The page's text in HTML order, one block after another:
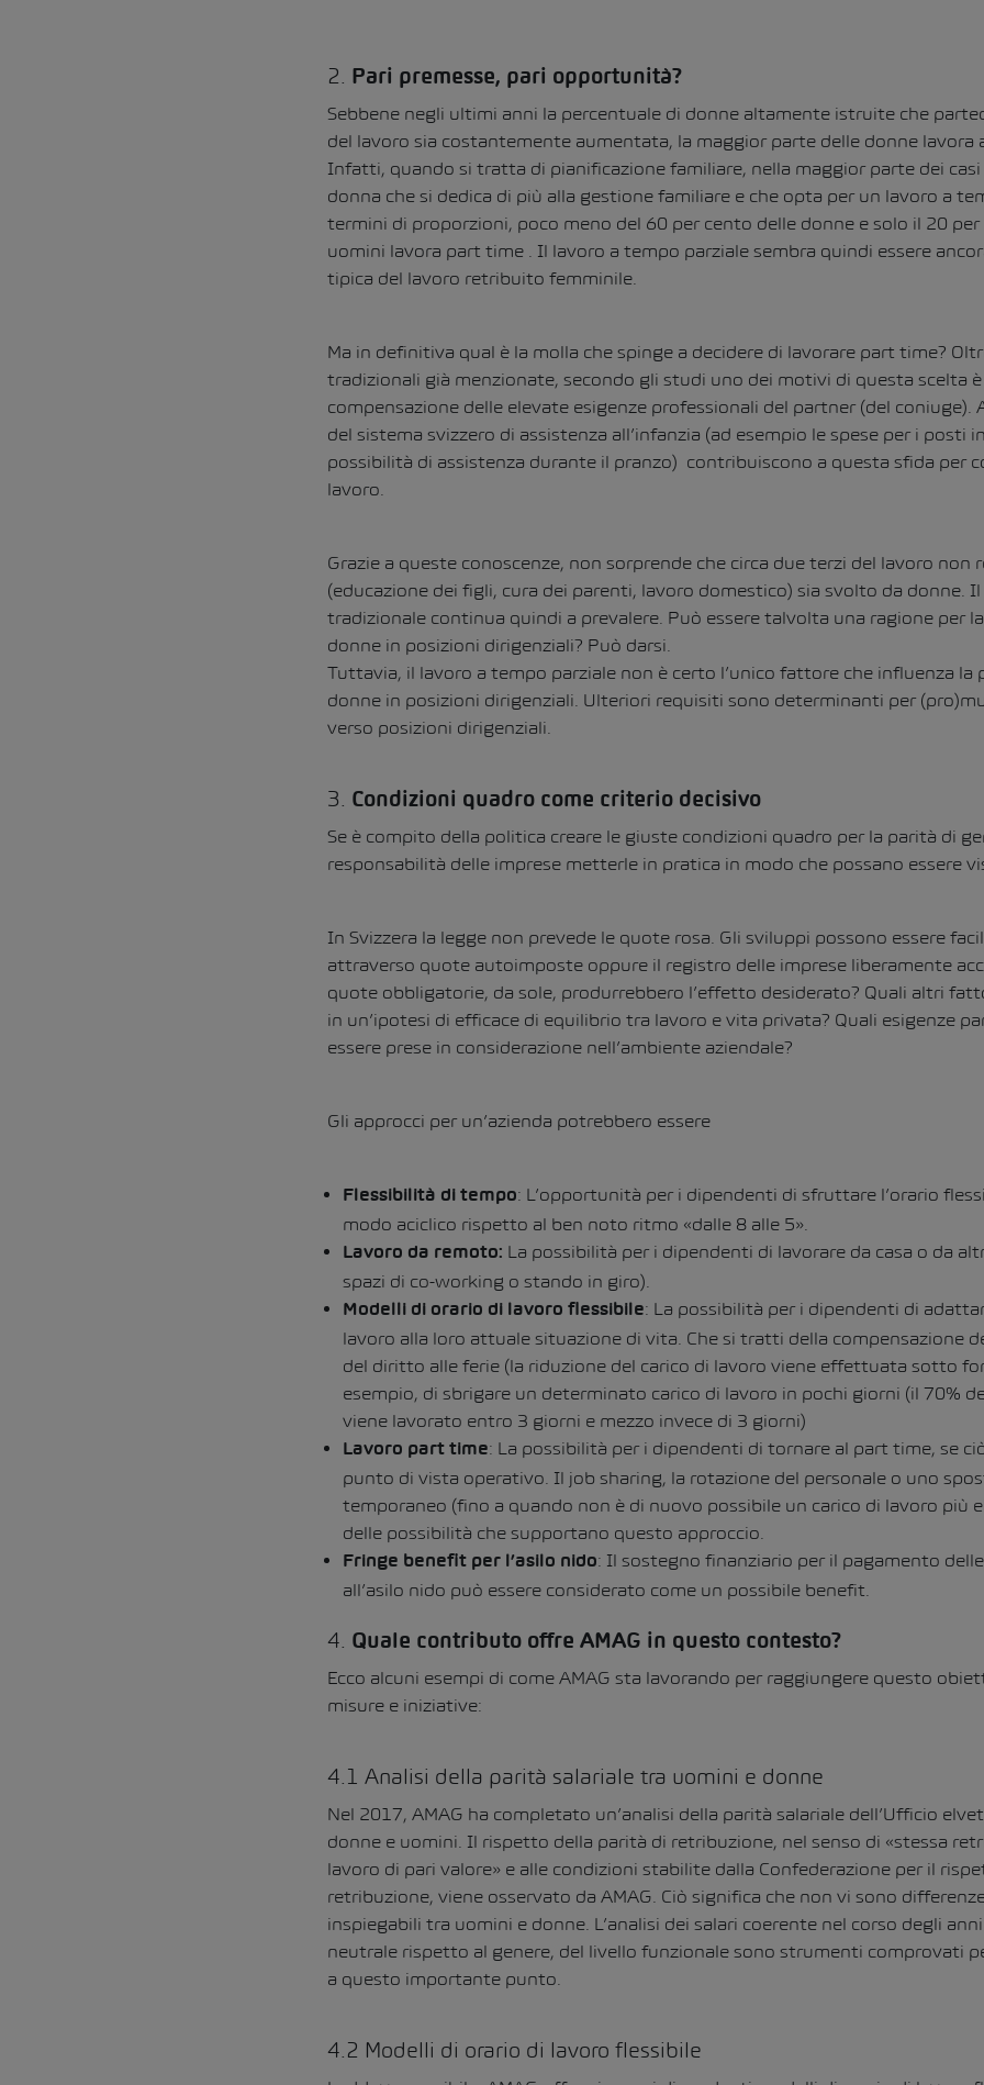
2. Pari premesse, pari opportunità?
Sebbene negli ultimi anni la percentuale di donne altamente istruite che
del lavoro sia costantemente aumentata, la maggior parte delle donne lavora
Infatti, quando si tratta di pianificazione familiare, nella maggior parte dei casi
donna che si dedica di più alla gestione familiare e che opta per un lavoro a
termini di proporzioni, poco meno del 60 per cento delle donne e solo il 20
uomini lavora part time . Il lavoro a tempo parziale sembra quindi essere
tipica del lavoro retribuito femminile.
Ma in definitiva qual è la molla che spinge a decidere di lavorare part time?
tradizionali già menzionate, secondo gli studi uno dei motivi di questa scelta è
compensazione delle elevate esigenze professionali del partner (del coniuge).
del sistema svizzero di assistenza all’infanzia (ad esempio le spese per i posti
possibilità di assistenza durante il pranzo) contribuiscono a questa sfida per
lavoro.
Grazie a queste conoscenze, non sorprende che circa due terzi del lavoro non
(educazione dei figli, cura dei parenti, lavoro domestico) sia svolto da donne.
tradizionale continua quindi a prevalere. Può essere talvolta una ragione per
donne in posizioni dirigenziali? Può darsi.
Tuttavia, il lavoro a tempo parziale non è certo l’unico fattore che influenza la
donne in posizioni dirigenziali. Ulteriori requisiti sono determinanti per
verso posizioni dirigenziali.
3. Condizioni quadro come criterio decisivo
Se è compito della politica creare le giuste condizioni quadro per la parità di
responsabilità delle imprese metterle in pratica in modo che possano essere
In Svizzera la legge non prevede le quote rosa. Gli sviluppi possono essere
attraverso quote autoimposte oppure il registro delle imprese liberamente
quote obbligatorie, da sole, produrrebbero l’effetto desiderato? Quali altri
in un’ipotesi di efficace di equilibrio tra lavoro e vita privata? Quali esigenze
essere prese in considerazione nell’ambiente aziendale?
Gli approcci per un’azienda potrebbero essere
Flessibilità di tempo: L’opportunità per i dipendenti di sfruttare l’orario
modo aciclico rispetto al ben noto ritmo «dalle 8 alle 5».
Lavoro da remoto: La possibilità per i dipendenti di lavorare da casa o da
spazi di co-working o stando in giro).
Modelli di orario di lavoro flessibile: La possibilità per i dipendenti di
lavoro alla loro attuale situazione di vita. Che si tratti della compensazione
del diritto alle ferie (la riduzione del carico di lavoro viene effettuata sotto
esempio, di sbrigare un determinato carico di lavoro in pochi giorni (il 70%
viene lavorato entro 3 giorni e mezzo invece di 3 giorni)
Lavoro part time: La possibilità per i dipendenti di tornare al part time, se
punto di vista operativo. Il job sharing, la rotazione del personale o uno
temporaneo (fino a quando non è di nuovo possibile un carico di lavoro più
delle possibilità che supportano questo approccio.
Fringe benefit per l’asilo nido: Il sostegno finanziario per il pagamento
all’asilo nido può essere considerato come un possibile benefit.
4. Quale contributo offre AMAG in questo contesto?
Ecco alcuni esempi di come AMAG sta lavorando per raggiungere questo
misure e iniziative:
4.1 Analisi della parità salariale tra uomini e donne
Nel 2017, AMAG ha completato un’analisi della parità salariale dell’Ufficio
donne e uomini. Il rispetto della parità di retribuzione, nel senso di «stessa
lavoro di pari valore» e alle condizioni stabilite dalla Confederazione per il
retribuzione, viene osservato da AMAG. Ciò significa che non vi sono
inspiegabili tra uomini e donne. L’analisi dei salari coerente nel corso degli
neutrale rispetto al genere, del livello funzionale sono strumenti comprovati
a questo importante punto.
4.2 Modelli di orario di lavoro flessibile